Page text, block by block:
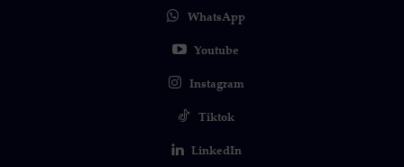
WhatsApp
Youtube
Instagram
Tiktok
LinkedIn